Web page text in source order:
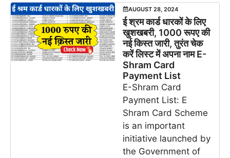
AUGUST 28, 2024
ई श्रम कार्ड धारकों के लिए
खुशखबरी, 1000 रूपए की
नई किस्त जारी, तुरंत चेक
करें लिस्ट में अपना नाम E-
Shram Card
Payment List
E-Shram Card
Payment List: E
Shram Card Scheme
is an important
initiative launched by
the Government of